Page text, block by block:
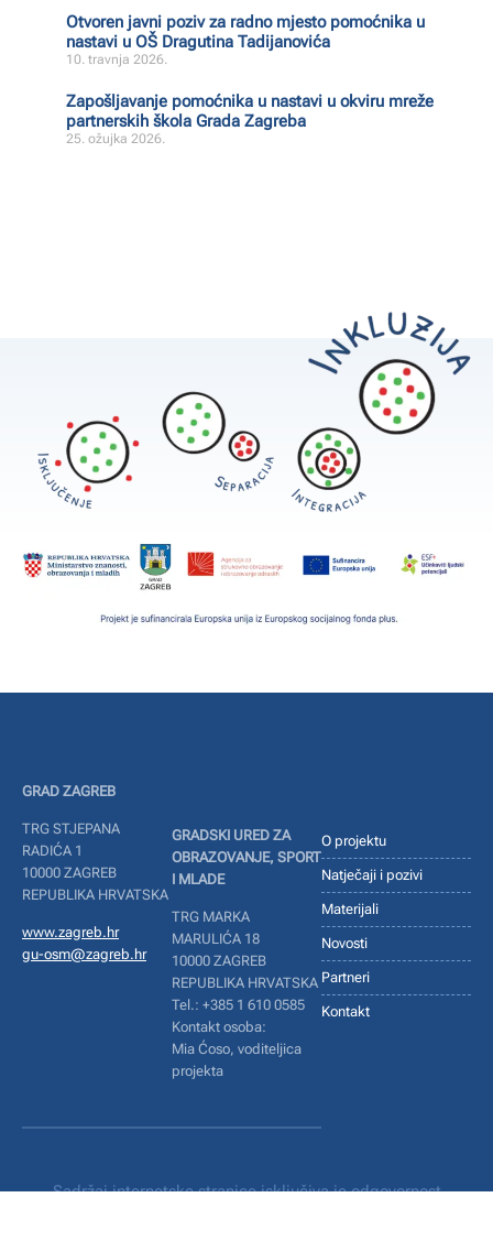
Otvoren javni poziv za radno mjesto pomoćnika u
nastavi u OŠ Dragutina Tadijanovića
10. travnja 2026.
Zapošljavanje pomoćnika u nastavi u okviru mreže
partnerskih škola Grada Zagreba
25. ožujka 2026.
GRAD ZAGREB
TRG STJEPANA
RADIĆA 1
10000 ZAGREB
REPUBLIKA HRVATSKA
www.zagreb.hr
gu-osm@zagreb.hr
GRADSKI URED ZA
OBRAZOVANJE, SPORT
I MLADE
TRG MARKA
MARULIĆA 18
10000 ZAGREB
REPUBLIKA HRVATSKA
Tel.: +385 1 610 0585
Kontakt osoba:
Mia Ćoso, voditeljica
projekta
O projektu
Natječaji i pozivi
Materijali
Novosti
Partneri
Kontakt
Sadržaj internetske stranice isključiva je odgovornost